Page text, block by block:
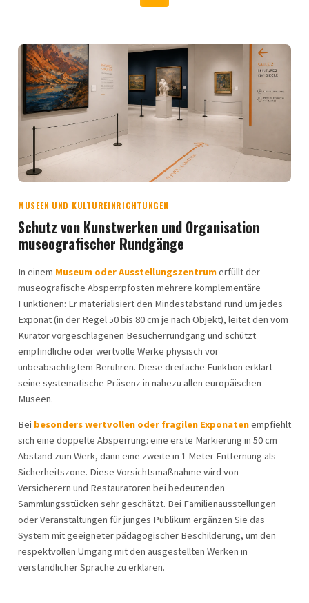
MUSEEN UND KULTUREINRICHTUNGEN
Schutz von Kunstwerken und Organisation
museografischer Rundgänge
In einem Museum oder Ausstellungszentrumerfüllt der
museografische Absperrpfosten mehrere komplementäre
Funktionen: Er materialisiert den Mindestabstand rund um jedes
Exponat (in der Regel 50 bis 80 cm je nach Objekt), leitet den vom
Kurator vorgeschlagenen Besucherrundgang und schützt
empfindliche oder wertvolle Werke physisch vor
unbeabsichtigtem Berühren. Diese dreifache Funktion erklärt
seine systematische Präsenz in nahezu allen europäischen
Museen.
Bei besonders wertvollen oder fragilen Exponatenempfiehlt
sich eine doppelte Absperrung: eine erste Markierung in 50 cm
Abstand zum Werk, dann eine zweite in 1 Meter Entfernung als
Sicherheitszone. Diese Vorsichtsmaßnahme wird von
Versicherern und Restauratoren bei bedeutenden
Sammlungsstücken sehr geschätzt. Bei Familienausstellungen
oder Veranstaltungen für junges Publikum ergänzen Sie das
System mit geeigneter pädagogischer Beschilderung, um den
respektvollen Umgang mit den ausgestellten Werken in
verständlicher Sprache zu erklären.